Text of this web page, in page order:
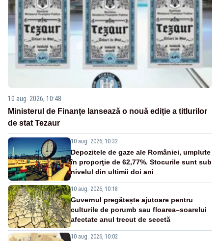
10 aug. 2026, 10:48
Ministerul de Finanțe lansează o nouă ediție a titlurilor
de stat Tezaur
10 aug. 2026, 10:32
Depozitele de gaze ale României, umplute
în proporţie de 62,77%. Stocurile sunt sub
nivelul din ultimii doi ani
10 aug. 2026, 10:18
Guvernul pregătește ajutoare pentru
culturile de porumb sau floarea–soarelui
afectate anul trecut de secetă
10 aug. 2026, 10:02